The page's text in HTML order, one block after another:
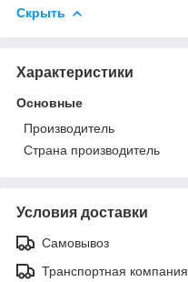
Скрыть
Характеристики
Основные
Производитель
Страна производитель
Условия доставки
Самовывоз
Транспортная компания